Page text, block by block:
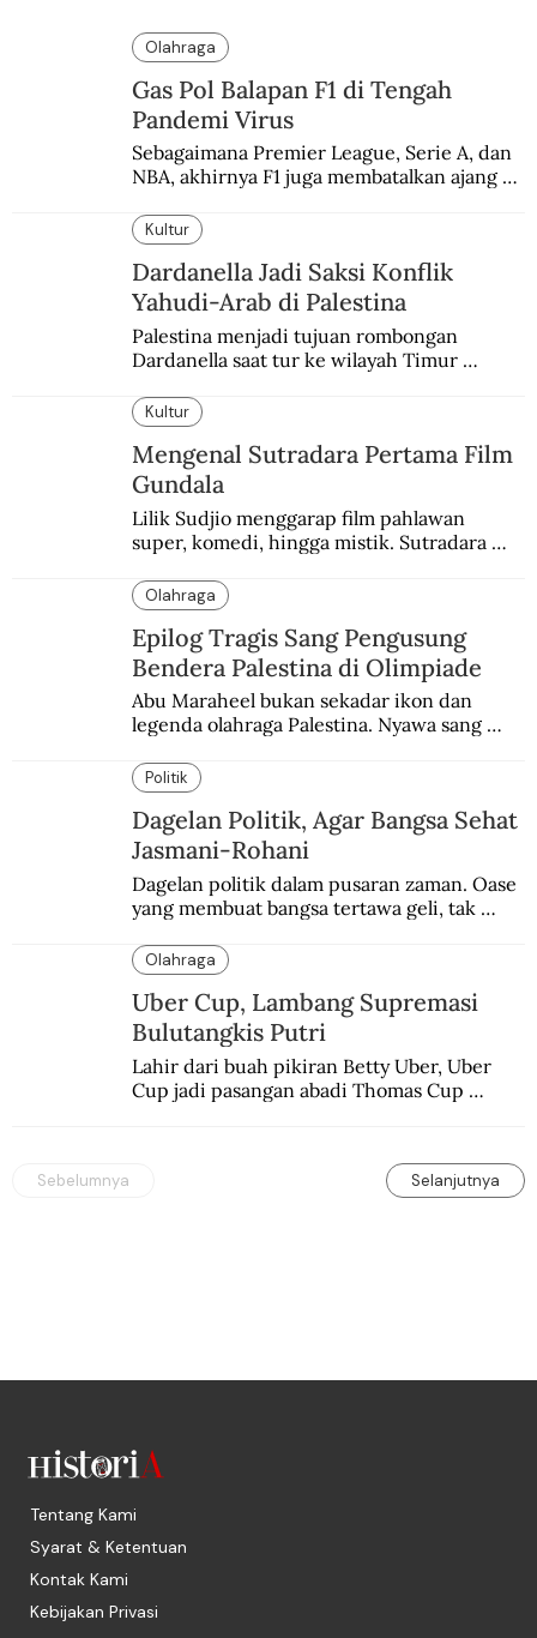
Olahraga
Gas Pol Balapan F1 di Tengah
Pandemi Virus
Sebagaimana Premier League, Serie A, dan
NBA, akhirnya F1 juga membatalkan ajang
enam dekade lampau.
Kultur
Dardanella Jadi Saksi Konflik
Yahudi-Arab di Palestina
Palestina menjadi tujuan rombongan
Dardanella saat tur ke wilayah Timur
ketegangan antara orang Yahudi dan
penduduk Arab.
Kultur
Mengenal Sutradara Pertama Film
Gundala
Lilik Sudjio menggarap film pahlawan
super, komedi, hingga mistik. Sutradara
Olahraga
Epilog Tragis Sang Pengusung
Bendera Palestina di Olimpiade
Abu Maraheel bukan sekadar ikon dan
legenda olahraga Palestina. Nyawa sang
memblokade Rafah.
Politik
Dagelan Politik, Agar Bangsa Sehat
Jasmani-Rohani
Dagelan politik dalam pusaran zaman. Oase
yang membuat bangsa tertawa geli, tak
Olahraga
Uber Cup, Lambang Supremasi
Bulutangkis Putri
Lahir dari buah pikiran Betty Uber, Uber
Cup jadi pasangan abadi Thomas Cup
Sebelumnya Selanjutnya
Tentang Kami
Syarat & Ketentuan
Kontak Kami
Kebijakan Privasi